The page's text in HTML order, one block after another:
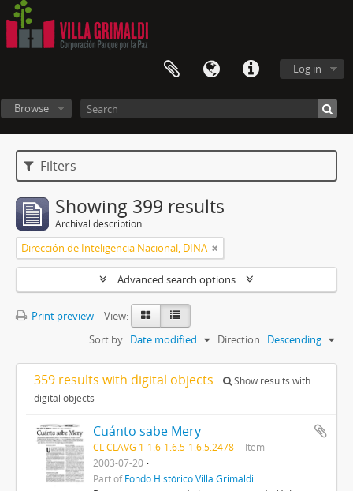
Log in
Browse
Filters
Showing 399 results
Archival description
Dirección de Inteligencia Nacional, DINA
Advanced search options
Print preview
View:
Sort by: Date modified Direction: Descending
359 results with digital objects
Show results with
digital objects
Cuánto sabe Mery
CL CLAVG 1-1.6-1.6.5-1.6.5.2478
Item
2003-07-20
Part ofFondo Histórico Villa Grimaldi